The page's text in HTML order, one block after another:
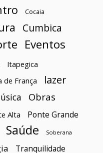
Cocaia
Cumbica
Eventos
Itapegica
de França
lazer
Obras
Alta Ponte Grande
Saúde Soberana
Tranquilidade